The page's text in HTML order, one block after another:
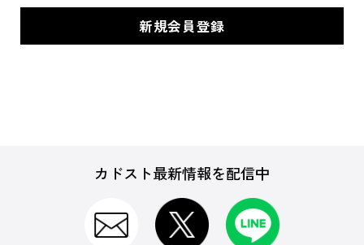
カドスト最新情報を配信中